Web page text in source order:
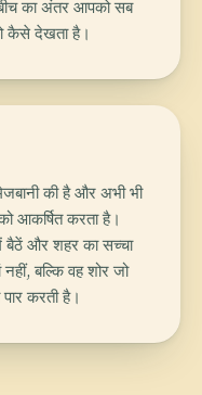
का अंतर आपको सब
कैसे देखता है।
की है और अभी भी
आकर्षित करता है।
बैठें और शहर का सच्चा
बल्कि वह शोर जो
करती है।